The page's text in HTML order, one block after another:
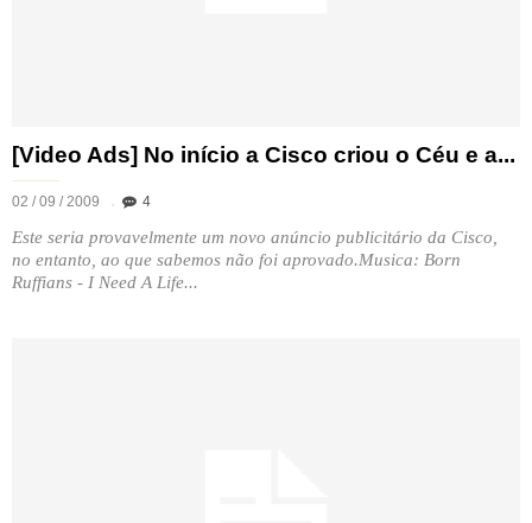
[Video Ads] No início a Cisco criou o Céu e a...
02 / 09 / 2009 4
Este seria provavelmente um novo anúncio publicitário da Cisco,
no entanto, ao que sabemos não foi aprovado.Musica: Born
Ruffians - I Need A Life...